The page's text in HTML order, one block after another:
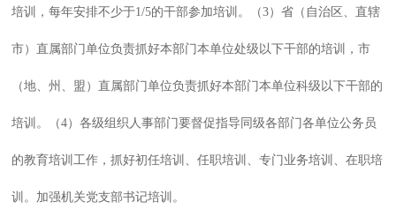
培训，每年安排不少于1/5的干部参加培训。（3）省（自治区、直辖
市）直属部门单位负责抓好本部门本单位处级以下干部的培训，市
（地、州、盟）直属部门单位负责抓好本部门本单位科级以下干部的
培训。（4）各级组织人事部门要督促指导同级各部门各单位公务员
的教育培训工作，抓好初任培训、任职培训、专门业务培训、在职培
训。加强机关党支部书记培训。